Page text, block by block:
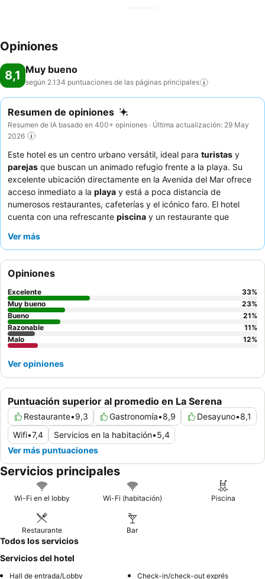
Opiniones
8,1 Muy bueno
según 2.134 puntuaciones de las páginas principales
Resumen de opiniones
Resumen de IA basado en 400+ opiniones · Última actualización: 29 May
2026
Este hotel es un centro urbano versátil, ideal para turistas y
parejas que buscan un animado refugio frente a la playa. Su
excelente ubicación directamente en la Avenida del Mar ofrece
acceso inmediato a la playa y está a poca distancia de
numerosos restaurantes, cafeterías y el icónico faro. El hotel
cuenta con una refrescante piscina y un restaurante que
el guiso de cangrejo y la lasaña recibiendo grandes elogios. Los
excepcionalmente amable y servicial, especialmente a los
equipos de recepción y limpieza. Para aquellos que priorizan la
tranquilidad, se recomienda elegir una habitación que no dé a la
calle para asegurar una estancia más silenciosa.
Ver más
Puntuación superior al promedio en La Serena
Restaurante•9,3 Gastronomía•8,9 Desayuno•8,1
Wifi•7,4 Servicios en la habitación•5,4
Ver más puntuaciones
Opiniones
Excelente 33%
Muy bueno
23%
Bueno
21%
Razonable
11%
Malo
12%
Ver opiniones
Servicios principales
Wi-Fi en el lobby Wi-Fi (habitación) Piscina
Restaurante Bar
Todos los servicios
Servicios del hotel
Hall de entrada/Lobby Check-in/check-out exprés